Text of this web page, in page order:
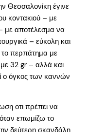
Θεσσαλονίκη έγινε
κοντακιού – με
με αποτέλεσμα να
– εύκολη και
περπάτημα με
32 gr – αλλά και
ο όγκος των καννών
οτι πρέπει να
επωμίζω το